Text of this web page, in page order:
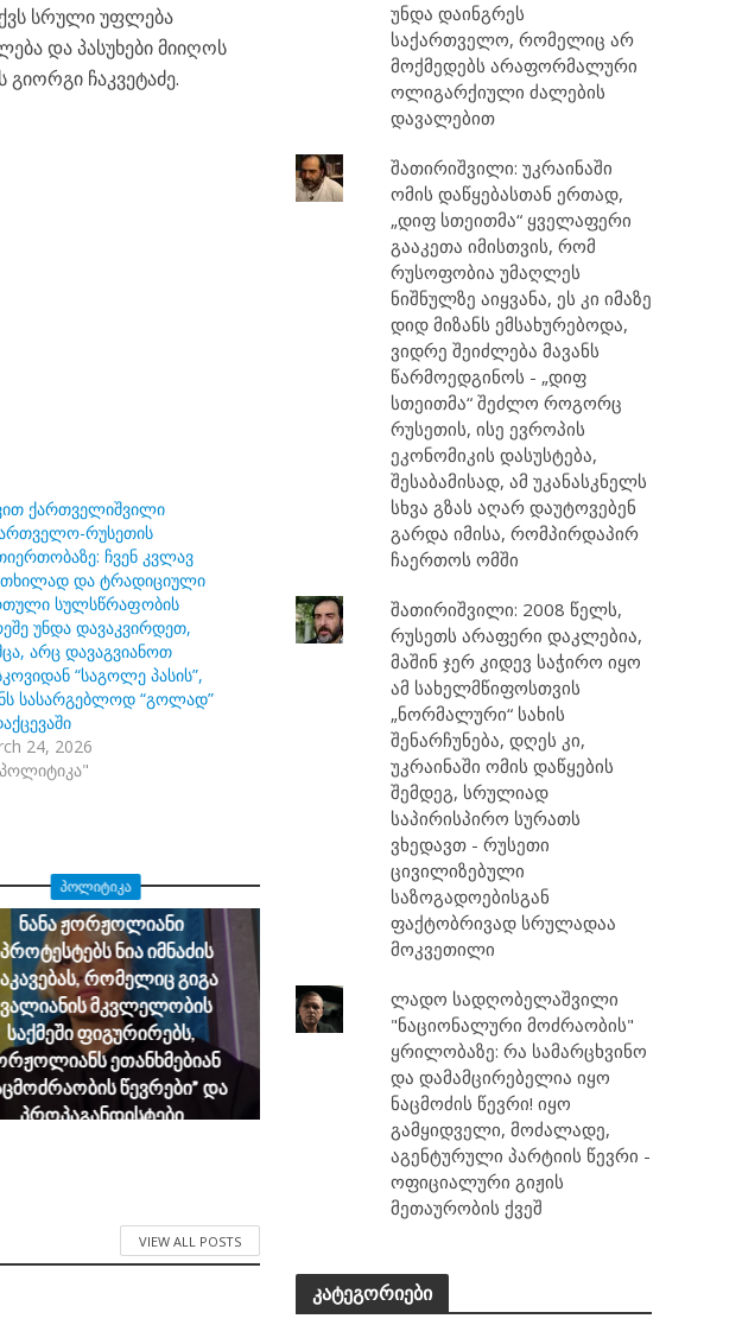
სრული უფლება
და პასუხები მიიღოს
ჩაკვეტაძე.
ქართველიშვილი
რუსეთის
ჩვენ კვლავ
და ტრადიციული
სულსწრაფობის
უნდა დავაკვირდეთ,
არც დავაგვიანოთ
“საგოლე პასის”,
სასარგებლოდ “გოლად”
24, 2026
ᲞᲝᲚᲘᲢᲘᲙᲐ
ნანა ჟორჟოლიანი
ნია იმნაძის
რომელიც გიგა
მკვლელობის
საქმეში ფიგურირებს,
ეთანხმებიან
წევრები” და
პროპაგანდისტები
VIEW ALL POSTS
უნდა დაინგრეს
საქართველო, რომელიც არ
მოქმედებს არაფორმალური
ოლიგარქიული ძალების
დავალებით
შათირიშვილი: უკრაინაში
ომის დაწყებასთან ერთად,
„დიფ სთეითმა“ ყველაფერი
გააკეთა იმისთვის, რომ
რუსოფობია უმაღლეს
ნიშნულზე აიყვანა, ეს კი იმაზე
დიდ მიზანს ემსახურებოდა,
ვიდრე შეიძლება მავანს
წარმოედგინოს - „დიფ
სთეითმა“ შეძლო როგორც
რუსეთის, ისე ევროპის
ეკონომიკის დასუსტება,
შესაბამისად, ამ უკანასკნელს
სხვა გზას აღარ დაუტოვებენ
გარდა იმისა, რომპირდაპირ
ჩაერთოს ომში
შათირიშვილი: 2008 წელს,
რუსეთს არაფერი დაკლებია,
მაშინ ჯერ კიდევ საჭირო იყო
ამ სახელმწიფოსთვის
„ნორმალური“ სახის
შენარჩუნება, დღეს კი,
უკრაინაში ომის დაწყების
შემდეგ, სრულიად
საპირისპირო სურათს
ვხედავთ - რუსეთი
ცივილიზებული
საზოგადოებისგან
ფაქტობრივად სრულადაა
მოკვეთილი
ლადო სადღობელაშვილი
"ნაციონალური მოძრაობის"
ყრილობაზე: რა სამარცხვინო
და დამამცირებელია იყო
ნაცმოძის წევრი! იყო
გამყიდველი, მოძალადე,
აგენტურული პარტიის წევრი -
ოფიციალური გიჟის
მეთაურობის ქვეშ
კატეგორიები